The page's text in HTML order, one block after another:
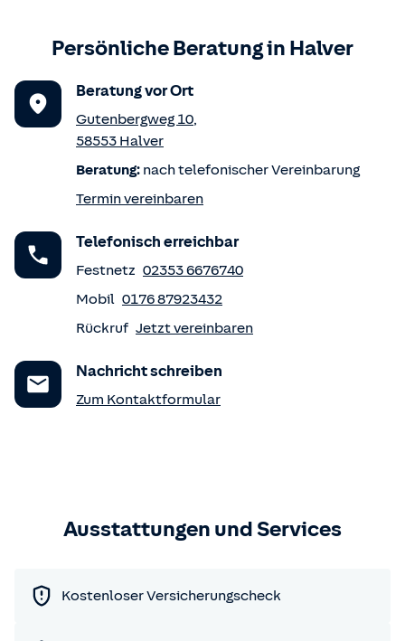
Persönliche Beratung in Halver
Beratung vor Ort
Gutenbergweg 10,
58553 Halver
Beratung: nach telefonischer Vereinbarung
Termin vereinbaren
Telefonisch erreichbar
Festnetz 02353 6676740
Mobil 0176 87923432
Rückruf Jetzt vereinbaren
Nachricht schreiben
Zum Kontaktformular
Ausstattungen und Services
Kostenloser Versicherungscheck